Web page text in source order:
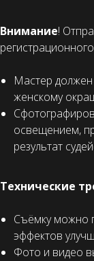
Внимание!
Мастер
женскому
освещением,
результат
Технические
Съёмку можно
эффектов
Фото и видео